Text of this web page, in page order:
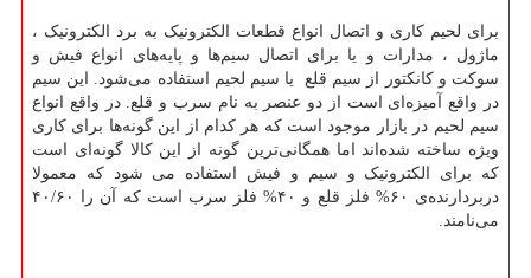
برای لحیم کاری و اتصال انواع قطعات الکترونیک به برد الکترونیک ،
ماژول ، مدارات و یا برای اتصال سیم‌ها و پایه‌های انواع فیش و
سوکت و کانکتور از سیم قلع یا سیم لحیم استفاده می‌شود. این سیم
در واقع آمیزه‌ای است از دو عنصر به نام سرب و قلع. در واقع انواع
سیم لحیم در بازار موجود است که هر کدام از این گونه‌ها برای کاری
ویژه ساخته شده‌اند اما همگانی‌ترین گونه از این کالا گونه‌ای است
که برای الکترونیک و سیم و فیش استفاده می شود که معمولا
دربردارنده‌ی ۶۰% فلز قلع و ۴۰% فلز سرب است که آن را ۴۰/۶۰
می‌نامند.